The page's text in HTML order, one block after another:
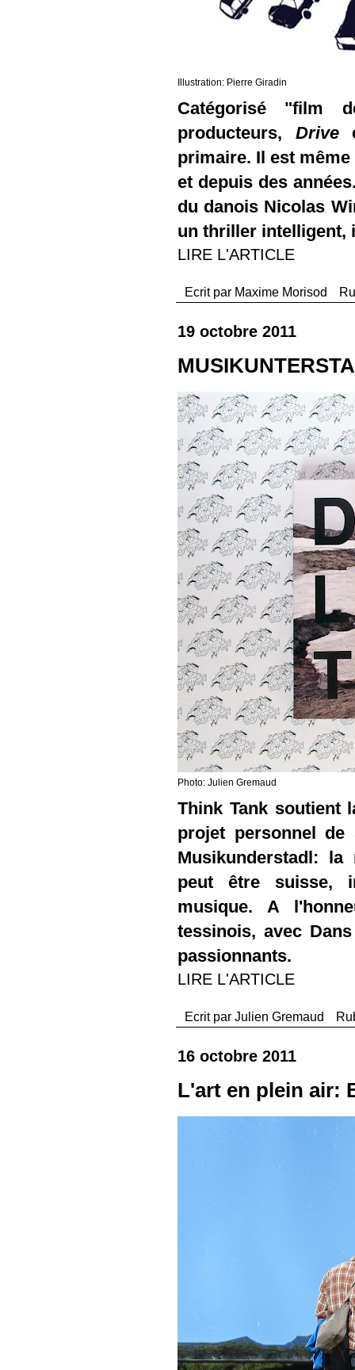
Illustration: Pierre Giradin
Catégorisé "film
producteurs, Drive
primaire. Il est
et depuis des
du danois Nicolas
un thriller intelligent,
LIRE L'ARTICLE
Ecrit par Maxime Morisod
19 octobre 2011
Photo: Julien Gremaud
Think Tank soutient
projet personnel
Musikunderstadl:
peut être suisse,
musique. A
tessinois, avec
passionnants.
LIRE L'ARTICLE
Ecrit parJulien Gremaud
16 octobre 2011
L'art en plein air: